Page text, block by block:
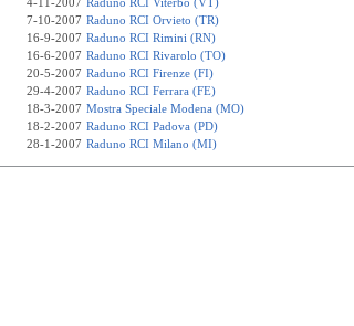
7-10-2007 Raduno RCI Orvieto (TR)
16-9-2007 Raduno RCI Rimini (RN)
16-6-2007 Raduno RCI Rivarolo (TO)
20-5-2007 Raduno RCI Firenze (FI)
29-4-2007 Raduno RCI Ferrara (FE)
18-3-2007 Mostra Speciale Modena (MO)
18-2-2007 Raduno RCI Padova (PD)
28-1-2007 Raduno RCI Milano (MI)